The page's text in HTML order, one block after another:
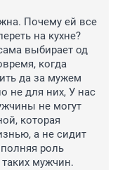
Почему ей все
на кухне?
выбирает од
когда
да за мужем
не для них, У нас
не могут
которая
а не сидит
роль
мужчин.